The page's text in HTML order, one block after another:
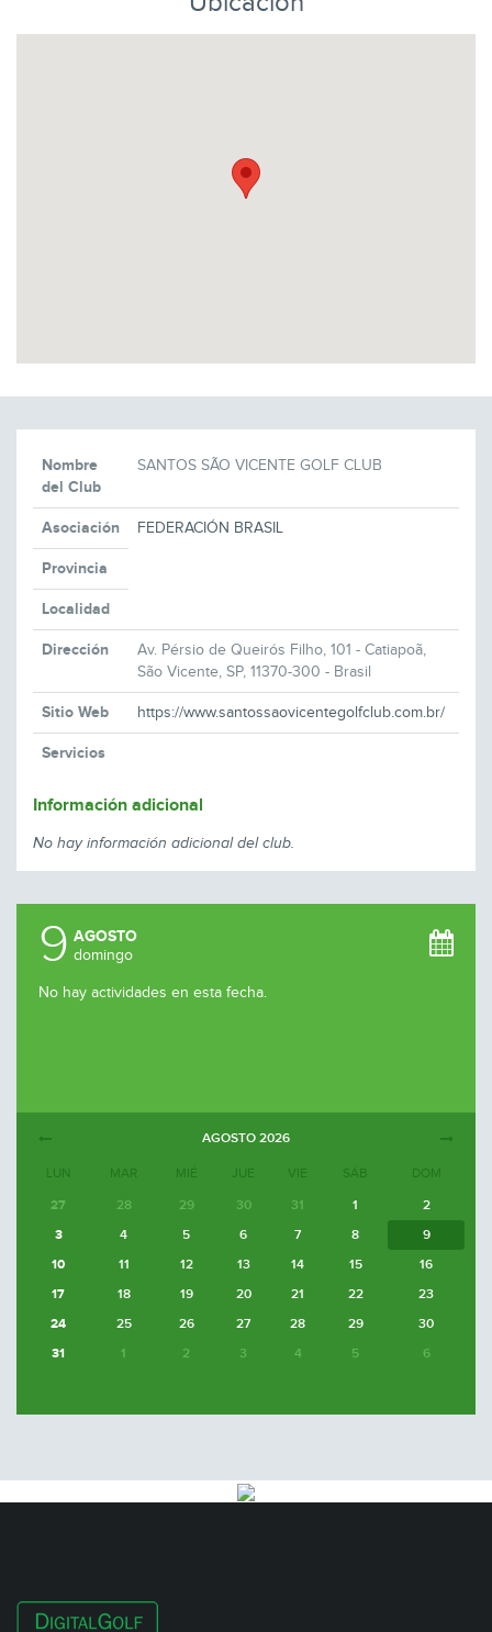
Nombre
del Club
SANTOS SÃO VICENTE GOLF CLUB
Asociación FEDERACIÓN BRASIL
Provincia
Localidad
Dirección
Av. Pérsio de Queirós Filho, 101 - Catiapoã,
São Vicente, SP, 11370-300 - Brasil
Sitio Web https://www.santossaovicentegolfclub.com.br/
Servicios
Información adicional
No hay información adicional del club.
9 AGOSTO
domingo
No hay actividades en esta fecha.
AGOSTO 2026
LUN MAR MIÉ JUE VIE SÁB DOM
27 28 29 30 31 1
2
3
4 5 6 7 8
9
10
11 12 13 14 15
16
17
18 19 20 21 22
23
24
25 26 27 28 29
30
31
1 2 3 4 5 6